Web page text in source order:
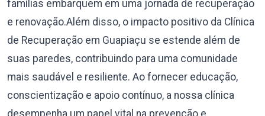
famílias embarquem em uma jornada de recuperação
e renovação.Além disso, o impacto positivo da Clínica
de Recuperação em Guapiaçu se estende além de
suas paredes, contribuindo para uma comunidade
mais saudável e resiliente. Ao fornecer educação,
conscientização e apoio contínuo, a nossa clínica
desempenha um papel vital na prevenção e